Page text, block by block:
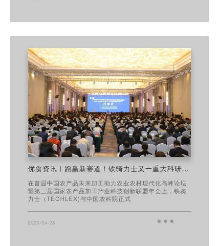
优食资讯 | 跑赢新赛道！铁骑力士又一重大科研项目与中国农科院签约
在首届中国农产品未来加工助力农业农村现代化高峰论坛
暨第三届国家农产品加工产业科技创新联盟年会上，铁骑
力士（TECHLEX)与中国农科院正式
2023-04-28